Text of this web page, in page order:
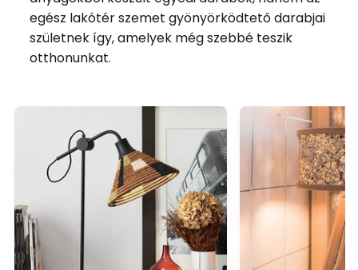
egész lakótér szemet gyönyörködtető darabjai
születnek így, amelyek még szebbé teszik
otthonunkat.